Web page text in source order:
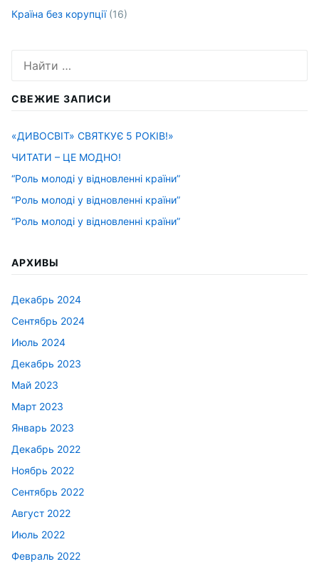
Країна без корупції(16)
СВЕЖИЕ ЗАПИСИ
«ДИВОСВІТ» СВЯТКУЄ 5 РОКІВ!»
ЧИТАТИ – ЦЕ МОДНО!
“Роль молоді у відновленні країни”
“Роль молоді у відновленні країни”
“Роль молоді у відновленні країни”
АРХИВЫ
Декабрь 2024
Сентябрь 2024
Июль 2024
Декабрь 2023
Май 2023
Март 2023
Январь 2023
Декабрь 2022
Ноябрь 2022
Сентябрь 2022
Август 2022
Июль 2022
Февраль 2022